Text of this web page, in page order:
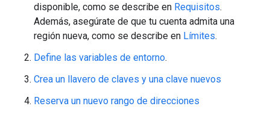
disponible, como se describe en Requisitos.
Además, asegúrate de que tu cuenta admita una
región nueva, como se describe en Límites.
Define las variables de entorno.
Crea un llavero de claves y una clave nuevos
Reserva un nuevo rango de direcciones